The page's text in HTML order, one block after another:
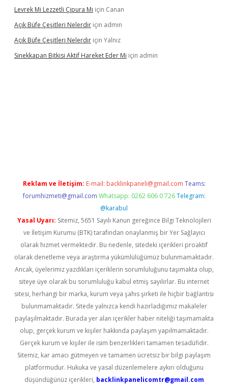
Levrek Mi Lezzetli Çipura Mı için Canan
Açık Büfe Çeşitleri Nelerdir için admin
Açık Büfe Çeşitleri Nelerdir için Yalnız
Sinekkapan Bitkisi Aktif Hareket Eder Mi için admin
Reklam ve İletişim: E-mail: backlinkpaneli@gmail.com Teams:
forumhizmeti@gmail.com Whatsapp: 0262 606 0 726 Telegram:
@karabul
Yasal Uyarı: Sitemiz, 5651 Sayılı Kanun gereğince Bilgi Teknolojileri
ve İletişim Kurumu (BTK) tarafından onaylanmış bir Yer Sağlayıcı
olarak hizmet vermektedir. Bu nedenle, sitedeki içerikleri proaktif
olarak denetleme veya araştırma yükümlülüğümüz bulunmamaktadır.
Ancak, üyelerimiz yazdıkları içeriklerin sorumluluğunu taşımakta olup,
siteye üye olarak bu sorumluluğu kabul etmiş sayılırlar. Bu internet
sitesi, herhangi bir marka, kurum veya şahıs şirketi ile hiçbir bağlantısı
bulunmamaktadır. Sitede yalnızca kendi hazırladığımız makaleler
paylaşılmaktadır. Burada yer alan içerikler haber niteliği taşımamakta
olup, gerçek kurum ve kişiler hakkında paylaşım yapılmamaktadır.
Gerçek kurum ve kişiler ile isim benzerlikleri tamamen tesadüfidir.
Sitemiz, kar amacı gütmeyen ve tamamen ücretsiz bir bilgi paylaşım
platformudur. Hukuka ve yasal düzenlemelere aykırı olduğunu
düşündüğünüz içerikleri, backlinkpanelicomtr@gmail.com